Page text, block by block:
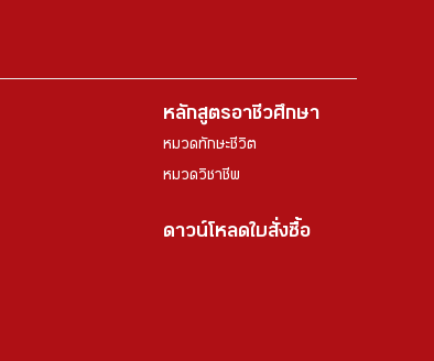
หลักสูตรอาชีวศึกษา
หมวดทักษะชีวิต
หมวดวิชาชีพ
ดาวน์โหลดใบสั่งซื้อ